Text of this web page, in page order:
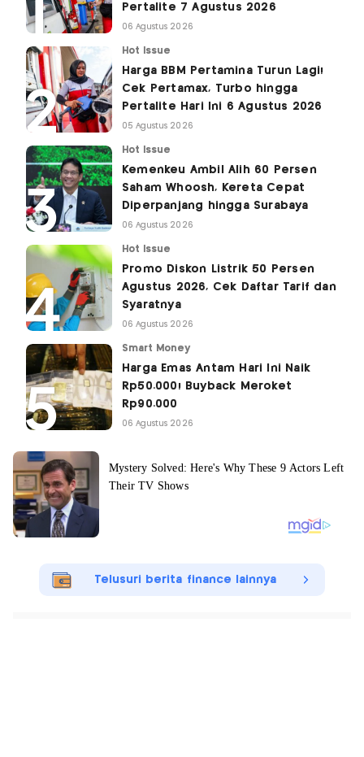
Pertalite 7 Agustus 2026
06 Agustus 2026
Hot Issue
Harga BBM Pertamina Turun Lagi!
Cek Pertamax, Turbo hingga
Pertalite Hari Ini 6 Agustus 2026
05 Agustus 2026
Hot Issue
Kemenkeu Ambil Alih 60 Persen
Saham Whoosh, Kereta Cepat
Diperpanjang hingga Surabaya
06 Agustus 2026
Hot Issue
Promo Diskon Listrik 50 Persen
Agustus 2026, Cek Daftar Tarif dan
Syaratnya
06 Agustus 2026
Smart Money
Harga Emas Antam Hari Ini Naik
Rp50.000! Buyback Meroket
Rp90.000
06 Agustus 2026
Telusuri berita finance lainnya